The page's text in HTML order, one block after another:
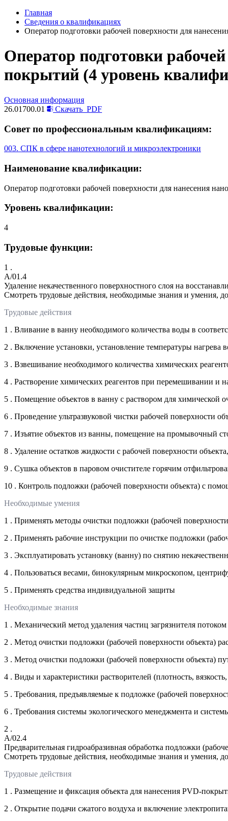
Главная
Сведения о квалификациях
Оператор подготовки рабочей поверхности для
Оператор подготовки
покрытий (4 уровень
Основная информация
26.01700.01
Скачать PDF
Совет по профессиональным квалификациям:
003. СПК в сфере нанотехнологий и микроэлектроники
Наименование квалификации:
Оператор подготовки рабочей поверхности для нанесения
Уровень квалификации:
4
Трудовые функции:
1 .
A/01.4
Удаление некачественного поверхностного слоя на
Смотреть трудовые действия, необходимые знания и умения,
Трудовые действия
1 . Вливание в ванну необходимого количества воды в
2 . Включение установки, установление температуры нагрева
3 . Взвешивание необходимого количества химических
4 . Растворение химических реагентов при перемешивании и
5 . Помещение объектов в ванну с раствором для химической
6 . Проведение ультразвуковой чистки рабочей поверхности
7 . Изъятие объектов из ванны, помещение на промывочный
8 . Удаление остатков жидкости с рабочей поверхности
9 . Сушка объектов в паровом очистителе горячим
10 . Контроль подложки (рабочей поверхности объекта) с
Необходимые умения
1 . Применять методы очистки подложки (рабочей
2 . Применять рабочие инструкции по очистке подложки
3 . Эксплуатировать установку (ванну) по снятию
4 . Пользоваться весами, бинокулярным микроскопом,
5 . Применять средства индивидуальной защиты
Необходимые знания
1 . Механический метод удаления частиц загрязнителя
2 . Метод очистки подложки (рабочей поверхности объекта)
3 . Метод очистки подложки (рабочей поверхности объекта)
4 . Виды и характеристики растворителей (плотность,
5 . Требования, предъявляемые к подложке (рабочей
6 . Требования системы экологического менеджмента и
2 .
A/02.4
Предварительная гидроабразивная обработка подложки
Смотреть трудовые действия, необходимые знания и умения,
Трудовые действия
1 . Размещение и фиксация объекта для нанесения PVD-
2 . Открытие подачи сжатого воздуха и включение